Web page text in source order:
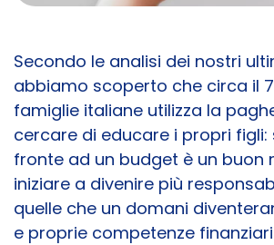
Secondo le analisi dei nostri
abbiamo scoperto che circa il
famiglie italiane utilizza la
cercare di educare i propri figli:
fronte ad un budget è un buon
iniziare a divenire più
quelle che un domani
e proprie competenze